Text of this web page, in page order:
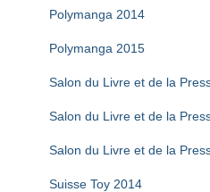
Polymanga 2014
Polymanga 2015
Salon du Livre et de la
Salon du Livre et de la
Salon du Livre et de la
Suisse Toy 2014